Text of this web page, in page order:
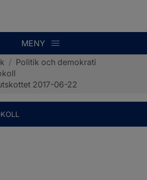
MENY
/ Politik och demokrati
2017-06-22